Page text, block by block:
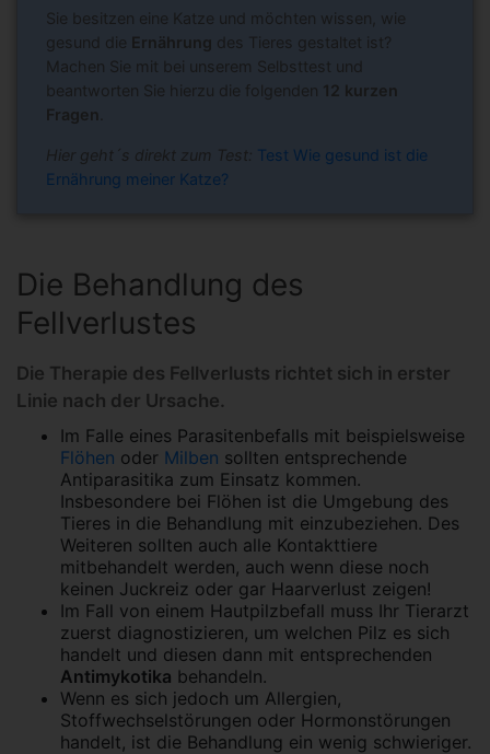
Sie besitzen eine Katze und möchten wissen, wie
gesund die Ernährung des Tieres gestaltet ist?
Machen Sie mit bei unserem Selbsttest und
beantworten Sie hierzu die folgenden 12 kurzen
Fragen
Hier geht´s direkt zum Test: Test Wie gesund ist die
Ernährung meiner Katze?
Die Behandlung des
Fellverlustes
Die Therapie des Fellverlusts richtet sich in erster
Linie nach der Ursache.
Im Falle eines Parasitenbefalls mit beispielsweise
Flöhen oder Milben sollten entsprechende
Antiparasitika zum Einsatz kommen.
Insbesondere bei Flöhen ist die Umgebung des
Tieres in die Behandlung mit einzubeziehen. Des
Weiteren sollten auch alle Kontakttiere
mitbehandelt werden, auch wenn diese noch
keinen Juckreiz oder gar Haarverlust zeigen!
Im Fall von einem Hautpilzbefall muss Ihr Tierarzt
zuerst diagnostizieren, um welchen Pilz es sich
handelt und diesen dann mit entsprechenden
Antimykotika behandeln.
Wenn es sich jedoch um Allergien,
Stoffwechselstörungen oder Hormonstörungen
handelt, ist die Behandlung ein wenig schwieriger.